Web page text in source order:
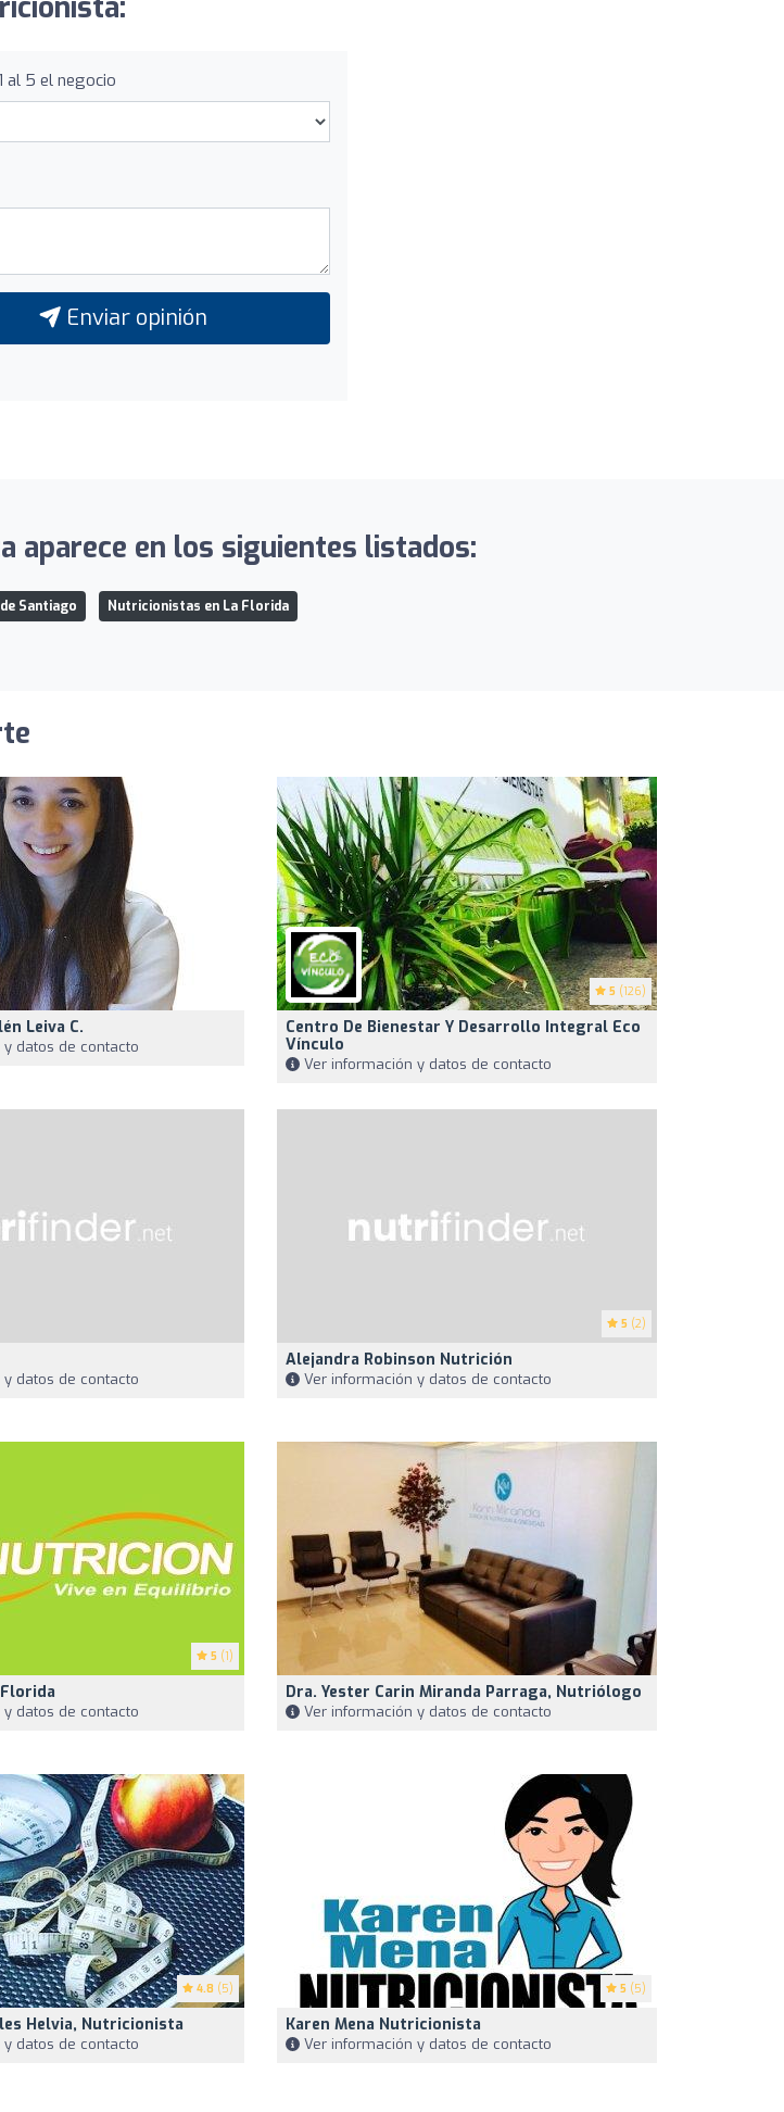
al 5 el negocio
Enviar opinión
aparece en los siguientes listados:
Santiago Nutricionistas en La Florida
Leiva C.
datos de contacto
5 (126)
Centro De Bienestar Y Desarrollo Integral Eco
Vínculo
Ver información y datos de contacto
datos de contacto
5 (2)
Alejandra Robinson Nutrición
Ver información y datos de contacto
5 (1)
datos de contacto
Dra. Yester Carin Miranda Parraga, Nutriólogo
Ver información y datos de contacto
4.8 (5)
Helvia, Nutricionista
datos de contacto
5 (5)
Karen Mena Nutricionista
Ver información y datos de contacto